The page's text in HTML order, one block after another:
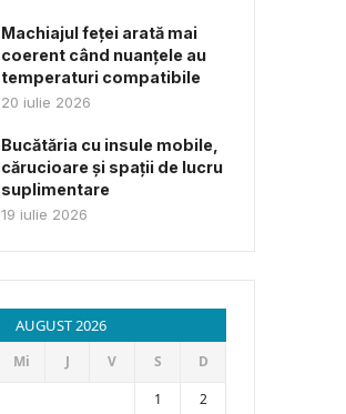
Machiajul feței arată mai
coerent când nuanțele au
temperaturi compatibile
20 iulie 2026
Bucătăria cu insule mobile,
cărucioare și spații de lucru
suplimentare
19 iulie 2026
AUGUST 2026
Mi J V S
D
1
2